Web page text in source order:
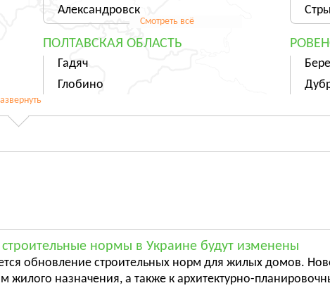
Александровск
Смотреть всё
ПОЛТАВСКАЯ ОБЛАСТЬ
Гадяч
Глобино
Смотреть всё
Чернигов
Батурин
строительные нормы в Украине будут изменены
обновление строительных норм для жилых домов.
жилого назначения, а также к архитектурно-